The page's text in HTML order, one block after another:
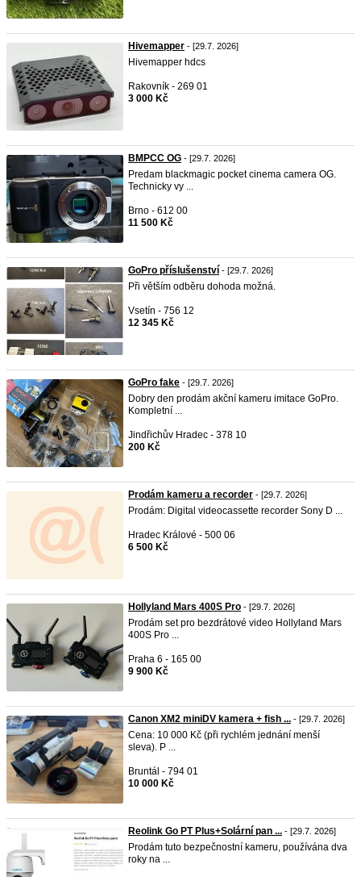
Hivemapper - [29.7. 2026]
Hivemapper hdcs
Rakovník - 269 01
3 000 Kč
BMPCC OG - [29.7. 2026]
Predam blackmagic pocket cinema camera OG.
Technicky vy ...
Brno - 612 00
11 500 Kč
GoPro příslušenství - [29.7. 2026]
Při větším odběru dohoda možná.
Vsetín - 756 12
12 345 Kč
GoPro fake - [29.7. 2026]
Dobry den prodám akční kameru imitace GoPro.
Kompletní ...
Jindřichův Hradec - 378 10
200 Kč
Prodám kameru a recorder - [29.7. 2026]
Prodám: Digital videocassette recorder Sony D ...
Hradec Králové - 500 06
6 500 Kč
Hollyland Mars 400S Pro - [29.7. 2026]
Prodám set pro bezdrátové video Hollyland Mars
400S Pro ...
Praha 6 - 165 00
9 900 Kč
Canon XM2 miniDV kamera + fish ... - [29.7. 2026]
Cena: 10 000 Kč (při rychlém jednání menší
sleva). P ...
Bruntál - 794 01
10 000 Kč
Reolink Go PT Plus+Solární pan ... - [29.7. 2026]
Prodám tuto bezpečnostní kameru, používána dva
roky na ...